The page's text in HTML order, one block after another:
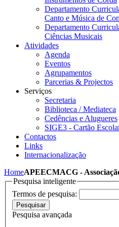
Departamento
Canto e Música de
Departamento
Ciências Musicais
Atividades
Agenda
Eventos
Agrupamentos
Parcerias & Projectos
Serviços
Secretaria
Biblioteca / Mediateca
Cedências e Alugueres
SIGE3 - Cartão
Contactos
Links
Internacionalização
HomeAPEECMACG -
Pesquisa inteligente
Termos de pesquisa:
Pesquisar
Pesquisa avançada